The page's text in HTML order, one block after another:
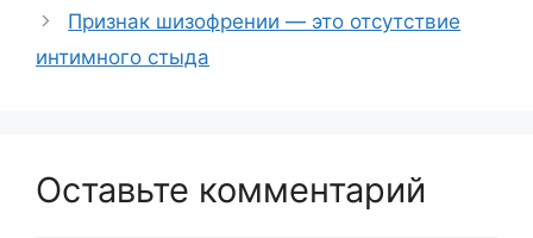
Признак шизофрении — это отсутствие
интимного стыда
Оставьте комментарий